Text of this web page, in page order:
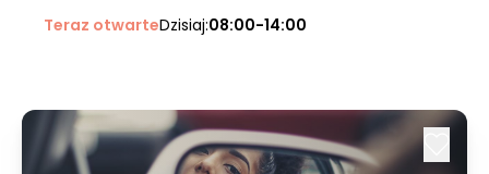
Teraz otwarteDzisiaj:08:00-14:00